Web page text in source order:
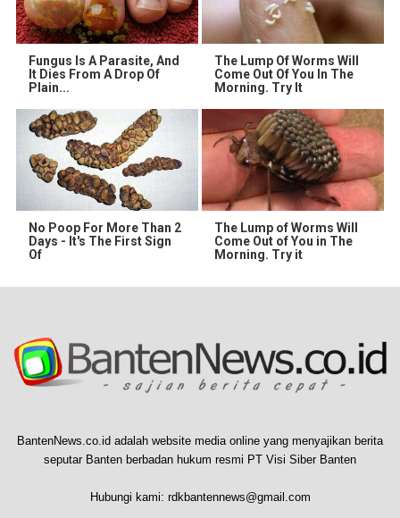
Fungus Is A Parasite, And
It Dies From A Drop Of
Plain...
The Lump Of Worms Will
Come Out Of You In The
Morning. Try It
No Poop For More Than 2
Days - It's The First Sign
Of
The Lump of Worms Will
Come Out of You in The
Morning. Try it
BantenNews.co.id adalah website media online yang menyajikan berita
seputar Banten berbadan hukum resmi PT Visi Siber Banten
Hubungi kami: rdkbantennews@gmail.com